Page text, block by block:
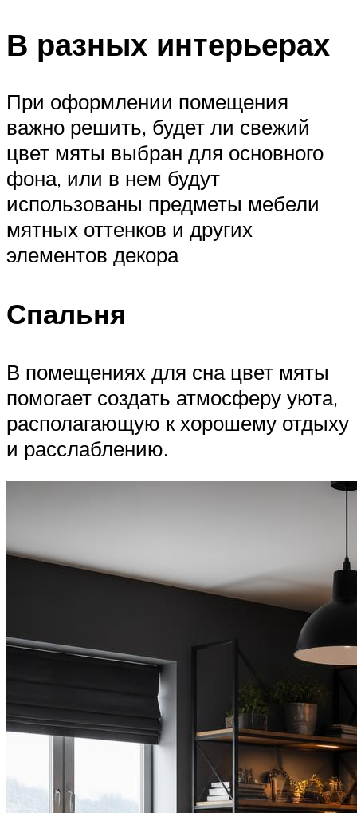
В разных интерьерах
При оформлении помещения
важно решить, будет ли свежий
цвет мяты выбран для основного
фона, или в нем будут
использованы предметы мебели
мятных оттенков и других
элементов декора
Спальня
В помещениях для сна цвет мяты
помогает создать атмосферу уюта,
располагающую к хорошему отдыху
и расслаблению.